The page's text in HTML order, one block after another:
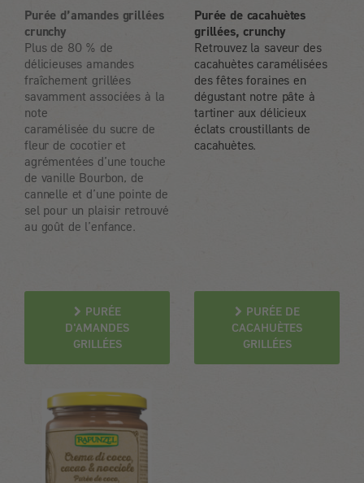
Purée d’amandes grillées
crunchy
Plus de 80 % de
délicieuses amandes
fraîchement grillées
savamment associées à la
note
caramélisée du sucre de
fleur de cocotier et
agrémentées d’une touche
de vanille Bourbon, de
cannelle et d’une pointe de
sel pour un plaisir retrouvé
au goût de l’enfance.
PURÉE
D'AMANDES
GRILLÉES
Purée de cacahuètes
grillées, crunchy
Retrouvez la saveur des
cacahuètes caramélisées
des fêtes foraines en
dégustant notre pâte à
tartiner aux délicieux
éclats croustillants de
cacahuètes.
PURÉE DE
CACAHUÈTES
GRILLÉES